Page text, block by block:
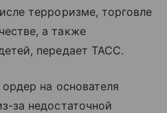
терроризме, торговле
а также
передает ТАСС.
на основателя
за недостаточной